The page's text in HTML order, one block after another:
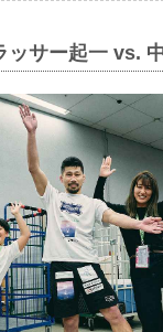
ッサー起一 vs.